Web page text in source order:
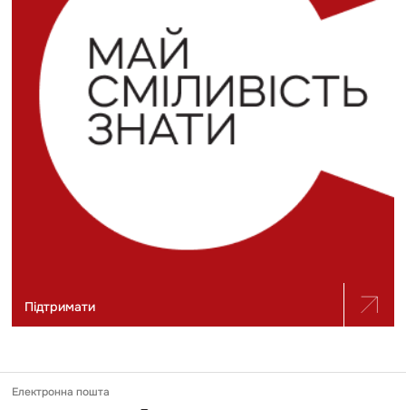
Підтримати
Електронна пошта